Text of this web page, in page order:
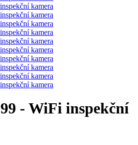
- WiFi inspekční